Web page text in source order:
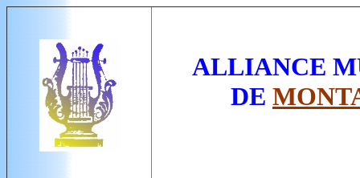
ALLIANCE
DE